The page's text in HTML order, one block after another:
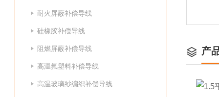
耐火屏蔽补偿导线
硅橡胶补偿导线
阻燃屏蔽补偿导线
高温氟塑料补偿导线
高温玻璃纱编织补偿导线
产